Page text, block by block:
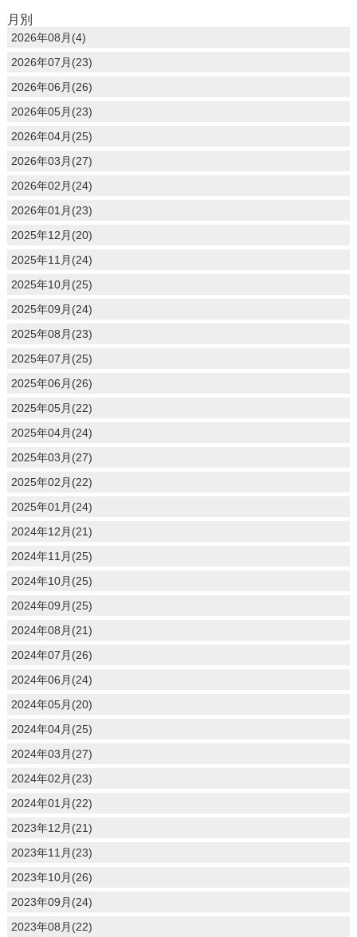
月別
2026年08月(4)
2026年07月(23)
2026年06月(26)
2026年05月(23)
2026年04月(25)
2026年03月(27)
2026年02月(24)
2026年01月(23)
2025年12月(20)
2025年11月(24)
2025年10月(25)
2025年09月(24)
2025年08月(23)
2025年07月(25)
2025年06月(26)
2025年05月(22)
2025年04月(24)
2025年03月(27)
2025年02月(22)
2025年01月(24)
2024年12月(21)
2024年11月(25)
2024年10月(25)
2024年09月(25)
2024年08月(21)
2024年07月(26)
2024年06月(24)
2024年05月(20)
2024年04月(25)
2024年03月(27)
2024年02月(23)
2024年01月(22)
2023年12月(21)
2023年11月(23)
2023年10月(26)
2023年09月(24)
2023年08月(22)